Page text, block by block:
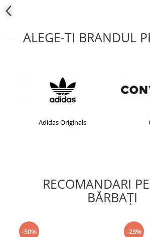
ALEGE-TI BRANDUL
Adidas Originals
RECOMANDARI
BĂRBAŢI
-50% -23%